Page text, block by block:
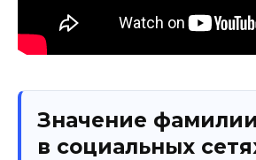
Значение
в социальных